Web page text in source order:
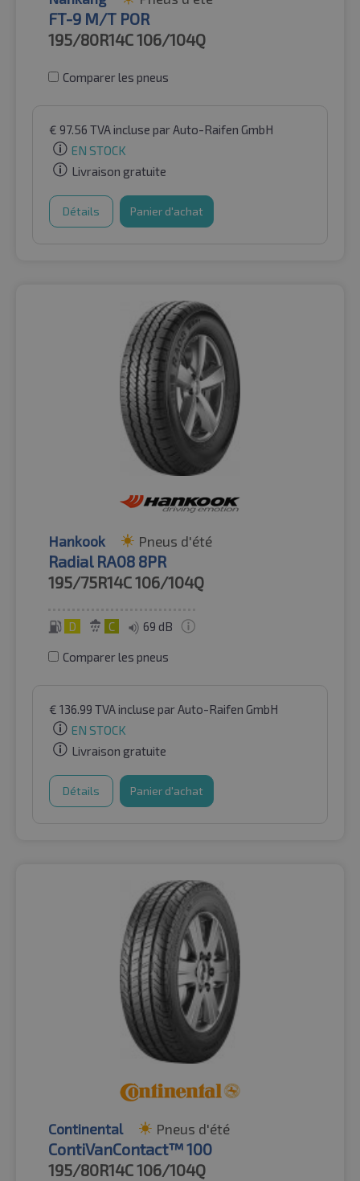
FT-9 M/T POR
195/80R14C106/104Q
Comparer les pneus
€ 97.56 TVA incluse par Auto-Raifen GmbH
EN STOCK
Livraison gratuite
Détails Panier d'achat
Hankook Pneus d'été
Radial RA08 8PR
195/75R14C106/104Q
D C 69 dB
Comparer les pneus
€ 136.99 TVA incluse par Auto-Raifen GmbH
EN STOCK
Livraison gratuite
Détails Panier d'achat
Continental Pneus d'été
ContiVanContact™ 100
195/80R14C106/104Q